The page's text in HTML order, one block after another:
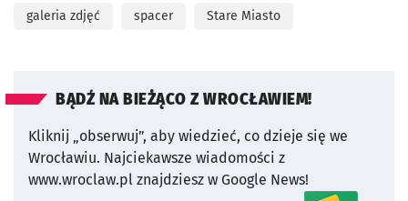
galeria zdjęć spacer Stare Miasto
BĄDŹ NA BIEŻĄCO Z WROCŁAWIEM!
Kliknij „obserwuj”, aby wiedzieć, co dzieje się we
Wrocławiu. Najciekawsze wiadomości z
www.wroclaw.pl znajdziesz w Google News!